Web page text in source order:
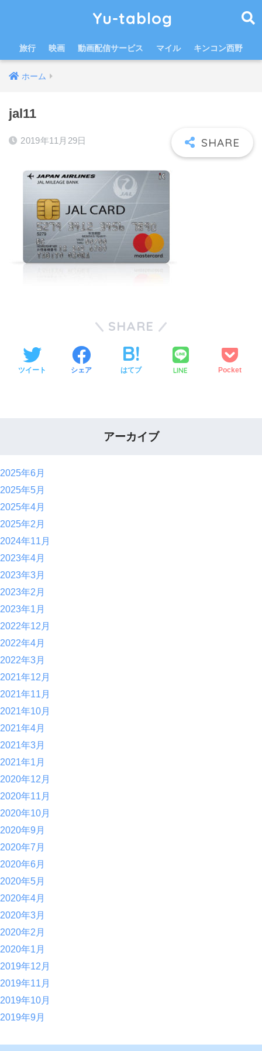
Yu-tablog
旅行 映画 動画配信サービス マイル キンコン西野
ホーム
jal11
2019年11月29日
SHARE
ツイート シェア はてブ LINE Pocket
アーカイブ
2025年6月
2025年5月
2025年4月
2025年2月
2024年11月
2023年4月
2023年3月
2023年2月
2023年1月
2022年12月
2022年4月
2022年3月
2021年12月
2021年11月
2021年10月
2021年4月
2021年3月
2021年1月
2020年12月
2020年11月
2020年10月
2020年9月
2020年7月
2020年6月
2020年5月
2020年4月
2020年3月
2020年2月
2020年1月
2019年12月
2019年11月
2019年10月
2019年9月